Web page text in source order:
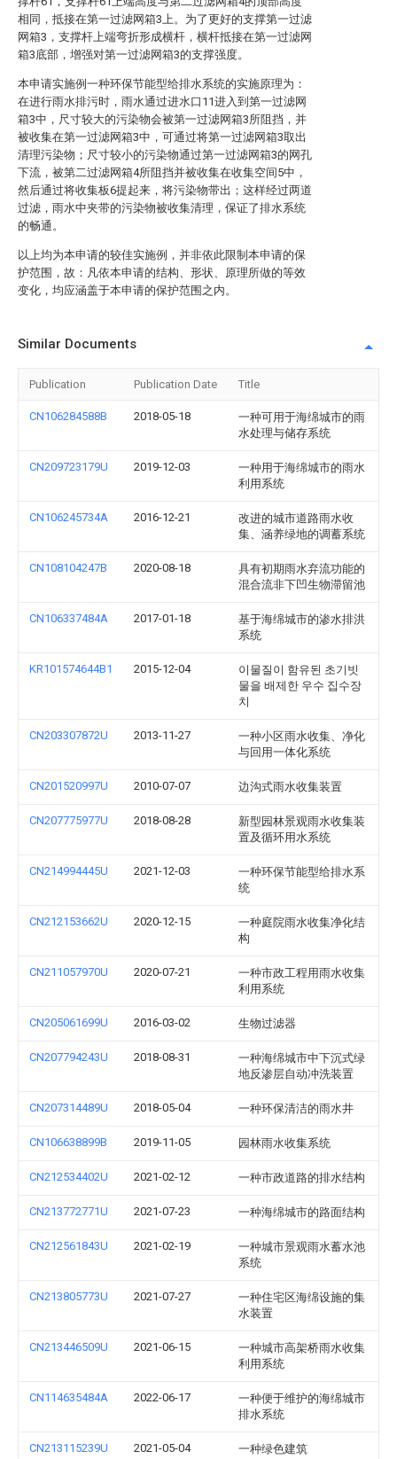
相同，抵接在第一过滤网箱3上。为了更好的支撑第一过滤
网箱3，支撑杆上端弯折形成横杆，横杆抵接在第一过滤网
箱3底部，增强对第一过滤网箱3的支撑强度。
本申请实施例一种环保节能型给排水系统的实施原理为：
在进行雨水排污时，雨水通过进水口11进入到第一过滤网
箱3中，尺寸较大的污染物会被第一过滤网箱3所阻挡，并
被收集在第一过滤网箱3中，可通过将第一过滤网箱3取出
清理污染物；尺寸较小的污染物通过第一过滤网箱3的网孔
下流，被第二过滤网箱4所阻挡并被收集在收集空间5中，
然后通过将收集板6提起来，将污染物带出；这样经过两道
过滤，雨水中夹带的污染物被收集清理，保证了排水系统
的畅通。
以上均为本申请的较佳实施例，并非依此限制本申请的保
护范围，故：凡依本申请的结构、形状、原理所做的等效
变化，均应涵盖于本申请的保护范围之内。
Similar Documents
Publication Publication Date Title
CN106284588B 2018-05-18
一种可用于海绵城市的雨
水处理与储存系统
CN209723179U 2019-12-03
一种用于海绵城市的雨水
利用系统
CN106245734A 2016-12-21
改进的城市道路雨水收
集、涵养绿地的调蓄系统
CN108104247B 2020-08-18
具有初期雨水弃流功能的
混合流非下凹生物滞留池
CN106337484A 2017-01-18
基于海绵城市的渗水排洪
系统
KR101574644B1 2015-12-04
이물질이 함유된 초기빗
물을 배제한 우수 집수장
치
CN203307872U 2013-11-27
一种小区雨水收集、净化
与回用一体化系统
CN201520997U 2010-07-07 边沟式雨水收集装置
CN207775977U 2018-08-28
新型园林景观雨水收集装
置及循环用水系统
CN214994445U 2021-12-03
一种环保节能型给排水系
统
CN212153662U 2020-12-15
一种庭院雨水收集净化结
构
CN211057970U 2020-07-21
一种市政工程用雨水收集
利用系统
CN205061699U 2016-03-02 生物过滤器
CN207794243U 2018-08-31
一种海绵城市中下沉式绿
地反渗层自动冲洗装置
CN207314489U 2018-05-04 一种环保清洁的雨水井
CN106638899B 2019-11-05 园林雨水收集系统
CN212534402U 2021-02-12 一种市政道路的排水结构
CN213772771U 2021-07-23 一种海绵城市的路面结构
CN212561843U 2021-02-19
一种城市景观雨水蓄水池
系统
CN213805773U 2021-07-27
一种住宅区海绵设施的集
水装置
CN213446509U 2021-06-15
一种城市高架桥雨水收集
利用系统
CN114635484A 2022-06-17
一种便于维护的海绵城市
排水系统
CN213115239U 2021-05-04 一种绿色建筑